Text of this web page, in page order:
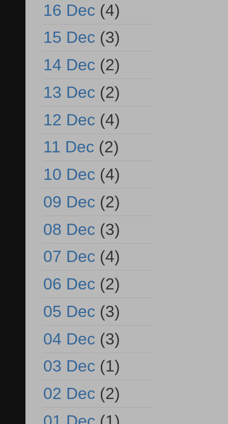
16 Dec (4)
15 Dec (3)
14 Dec (2)
13 Dec (2)
12 Dec (4)
11 Dec (2)
10 Dec (4)
09 Dec (2)
08 Dec (3)
07 Dec (4)
06 Dec (2)
05 Dec (3)
04 Dec (3)
03 Dec (1)
02 Dec (2)